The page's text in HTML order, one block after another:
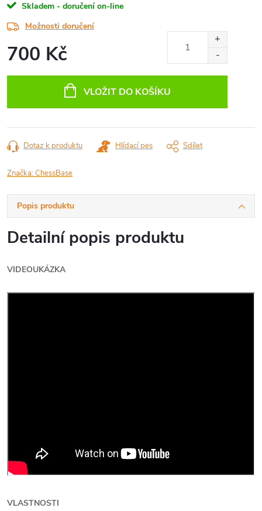
Skladem - doručení on-line
Možnosti doručení
700 Kč
VLOŽIT DO KOŠÍKU
Dotaz k produktu Hlídací pes Sdílet
Značka:ChessBase
Popis produktu
Detailní popis produktu
VIDEOUKÁZKA
VLASTNOSTI